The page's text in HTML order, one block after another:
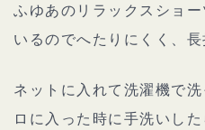
ふゆあのリラックスショ
いるのでへたりにくく、長
ネットに入れて洗濯機で
ロに入った時に手洗いした